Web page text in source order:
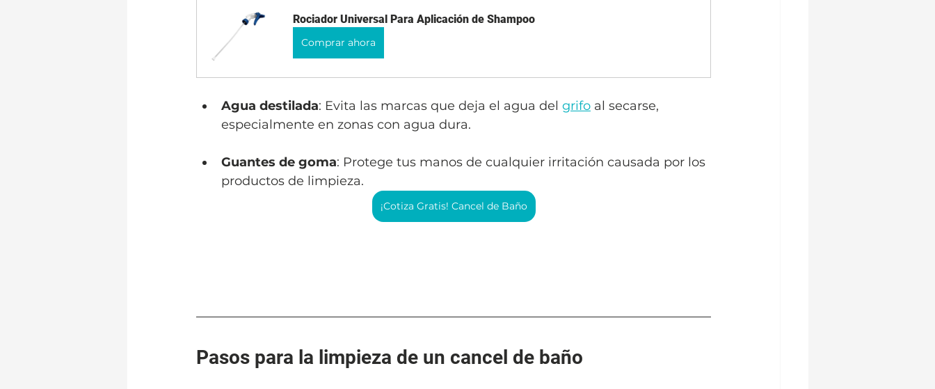
Rociador Universal Para Aplicación de Shampoo
Comprar ahora
Agua destilada: Evita las marcas que deja el agua del grifo al secarse,
especialmente en zonas con agua dura.
Guantes de goma: Protege tus manos de cualquier irritación causada por los
productos de limpieza.
¡Cotiza Gratis! Cancel de Baño
Pasos para la limpieza de un cancel de baño